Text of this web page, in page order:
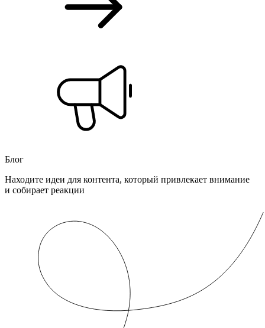
Блог
Находите идеи для контента, который привлекает внимание
и собирает реакции